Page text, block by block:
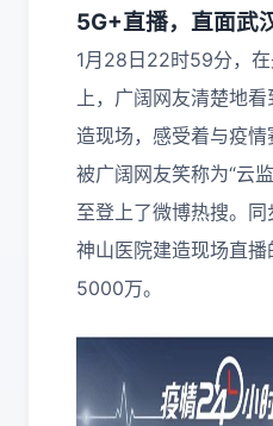
5G+直播，直面武
1月28日22时59分，
上，广阔网友清楚地
造现场，感受着与疫情
被广阔网友笑称为“云
至登上了微博热搜。
神山医院建造现场直
5000万。